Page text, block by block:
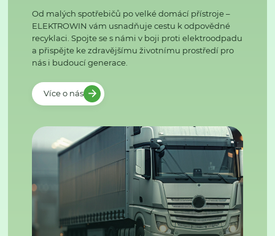
Od malých spotřebičů po velké domácí přístroje –
ELEKTROWIN vám usnadňuje cestu k odpovědné
recyklaci. Spojte se s námi v boji proti elektroodpadu
a přispějte ke zdravějšímu životnímu prostředí pro
nás i budoucí generace.
Více o nás